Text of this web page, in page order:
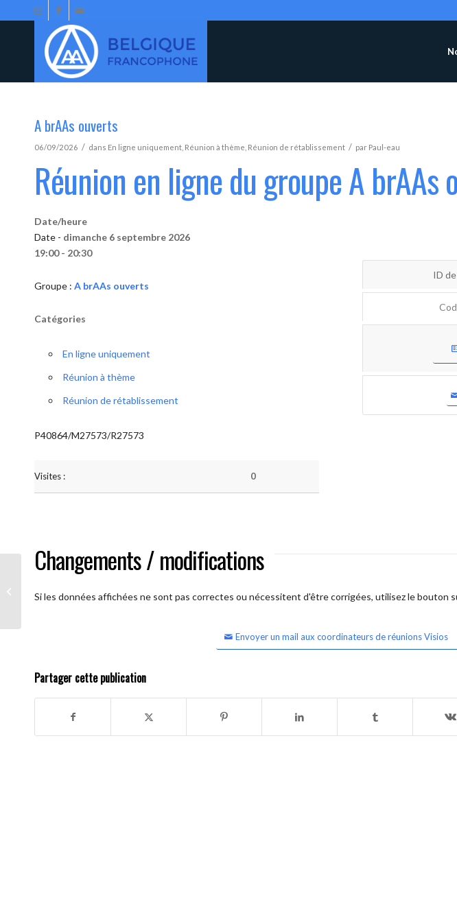
A brAAs ouverts
06/09/2026 / dans En ligne uniquement Réunion à thème Réunion de rétablissement / par Paul-eau
Réunion en ligne du groupe A brAAs
Date/heure
Date - dimanche 6 septembre 2026
19:00 - 20:30
Groupe : A brAAs ouverts
Catégories
En ligne uniquement
Réunion à thème
Réunion de rétablissement
P40864/M27573/R27573
Visites : 0
ID
Changements / modifications
Si les données affichées ne sont pas correctes ou nécessitent d'être corrigées, utilisez le bouton
Envoyer un mail aux coordinateurs de réunions Visios
Partager cette publication